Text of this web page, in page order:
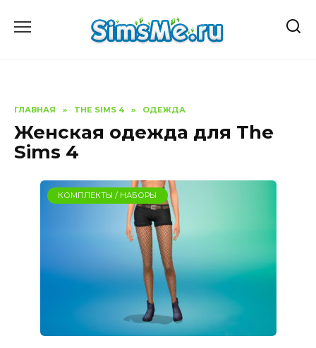
ГЛАВНАЯ » THE SIMS 4 » ОДЕЖДА
Женская одежда для The
Sims 4
КОМПЛЕКТЫ / НАБОРЫ